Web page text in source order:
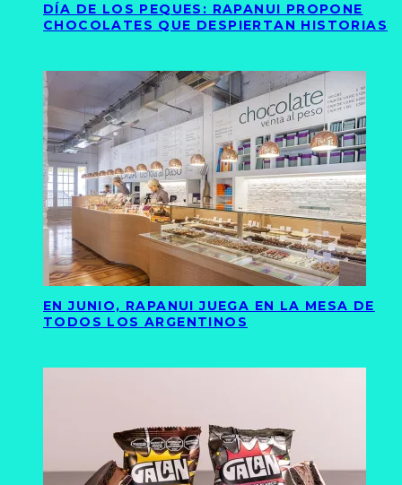
DÍA DE LOS PEQUES: RAPANUI PROPONE
CHOCOLATES QUE DESPIERTAN HISTORIAS
EN JUNIO, RAPANUI JUEGA EN LA MESA DE
TODOS LOS ARGENTINOS